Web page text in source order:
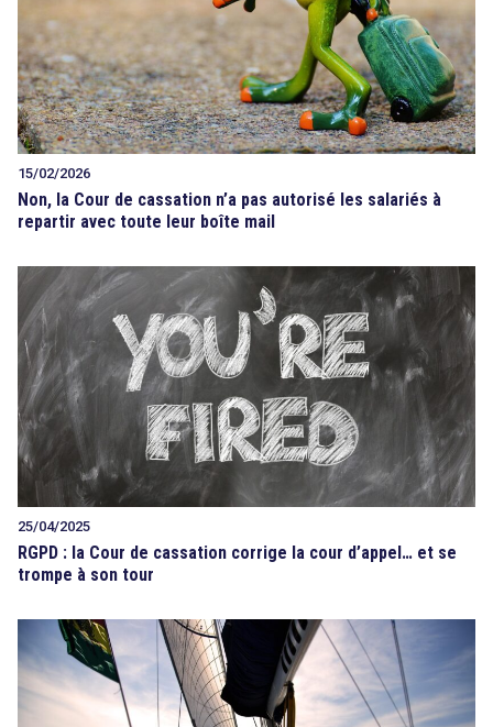
15/02/2026
Non, la Cour de cassation n’a pas autorisé les salariés à
repartir avec toute leur boîte mail
25/04/2025
RGPD : la Cour de cassation corrige la cour d’appel… et se
trompe à son tour